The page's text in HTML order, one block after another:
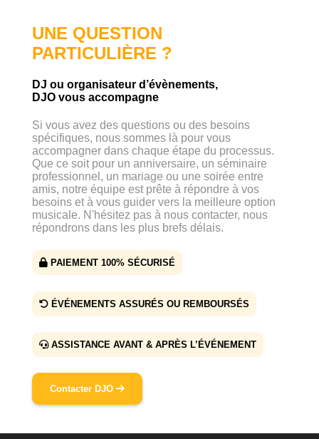
UNE QUESTION
PARTICULIÈRE ?
DJ ou organisateur d’évènements,
DJO vous accompagne
Si vous avez des questions ou des besoins
spécifiques, nous sommes là pour vous
accompagner dans chaque étape du processus.
Que ce soit pour un anniversaire, un séminaire
professionnel, un mariage ou une soirée entre
amis, notre équipe est prête à répondre à vos
besoins et à vous guider vers la meilleure option
musicale. N'hésitez pas à nous contacter, nous
répondrons dans les plus brefs délais.
PAIEMENT 100% SÉCURISÉ
ÉVÉNEMENTS ASSURÉS OU REMBOURSÉS
ASSISTANCE AVANT & APRÈS L’ÉVÉNEMENT
Contacter DJO